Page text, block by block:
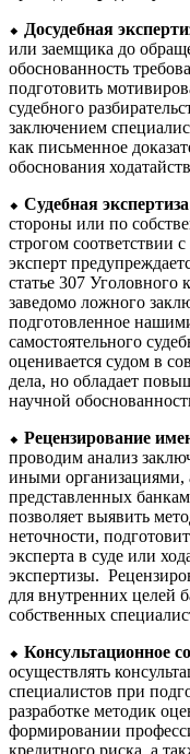
⬥ Досудебная
или заемщика до
обоснованность
подготовить
судебного
заключением
как письменное
обоснования
⬥ Судебная
стороны или по
строгом соответствии
эксперт
статье 307 Уголовного
заведомо ложного
подготовленное
самостоятельного
оценивается судом в
дела, но обладает
научной
⬥ Рецензирование
проводим анализ
иными организациями,
представленных
позволяет выявить
неточности,
эксперта в суде или
экспертизы.
для внутренних целей
собственных
⬥ Консультационное
осуществлять
специалистов при
разработке методик
формировании
кредитного риска, а